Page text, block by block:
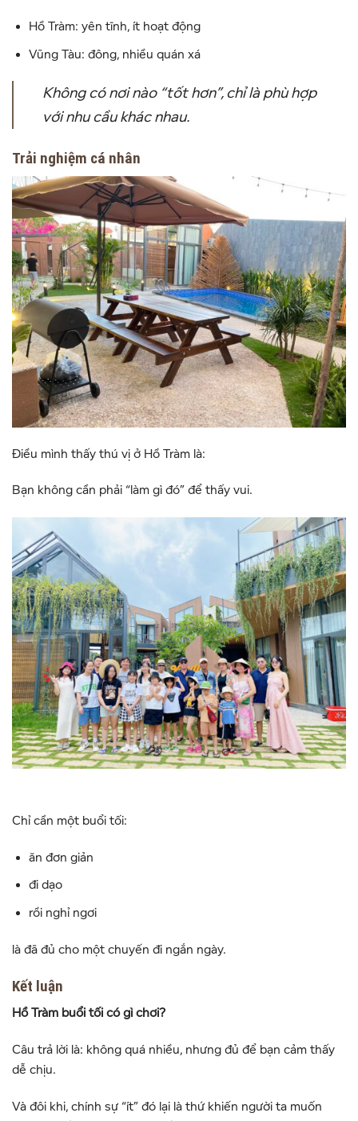
Hồ Tràm: yên tĩnh, ít hoạt động
Vũng Tàu: đông, nhiều quán xá
Không có nơi nào “tốt hơn”, chỉ là phù hợp
với nhu cầu khác nhau.
Trải nghiệm cá nhân
Điều mình thấy thú vị ở Hồ Tràm là:
Bạn không cần phải “làm gì đó” để thấy vui.
Chỉ cần một buổi tối:
ăn đơn giản
đi dạo
rồi nghỉ ngơi
là đã đủ cho một chuyến đi ngắn ngày.
Kết luận
Hồ Tràm buổi tối có gì chơi?
Câu trả lời là: không quá nhiều, nhưng đủ để bạn cảm thấy
dễ chịu.
Và đôi khi, chính sự “ít” đó lại là thứ khiến người ta muốn